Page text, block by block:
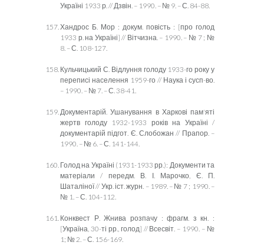
Україні 1933 р. // Дзвін. – 1990. – № 9. – С. 84-88.
Хандрос Б. Мор : докум. повість : [про голод
1933 р. на Україні] // Вітчизна. – 1990. – № 7 ; №
8. – С. 108-127.
Кульчицький С. Відлуння голоду 1933-го року у
переписі населення 1959-го // Наука і сусп-во.
– 1990. – № 7. – С. 38-41.
Документарій. Ушанування в Харкові пам'яті
жертв голоду 1932-1933 років на Україні /
документарій підгот. Є. Слобожан // Прапор. –
1990. – № 6. – С. 141-144.
Голод на Україні (1931-1933 рр.): Документи та
матеріали / передм. В. І. Марочко, Є. П.
Шаталіної // Укр. іст. журн. – 1989. – № 7 ; 1990. –
№ 1. – С. 104-112.
Конквест Р. Жнива розпачу : фрагм. з кн. :
[Україна, 30-ті рр., голод] // Всесвіт. – 1990. – №
1; № 2. – С. 156-169.